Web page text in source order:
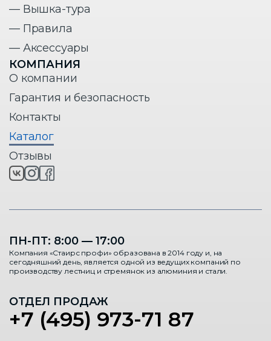
— Вышка-тура
— Правила
— Аксессуары
КОМПАНИЯ
О компании
Гарантия и безопасность
Контакты
Каталог
Отзывы
ПН-ПТ: 8:00 — 17:00
Компания «Стаирс профи» образована в 2014 году и, на
сегодняшний день, является одной из ведущих компаний по
производству лестниц и стремянок из алюминия и стали.
ОТДЕЛ ПРОДАЖ
+7 (495) 973-71 87